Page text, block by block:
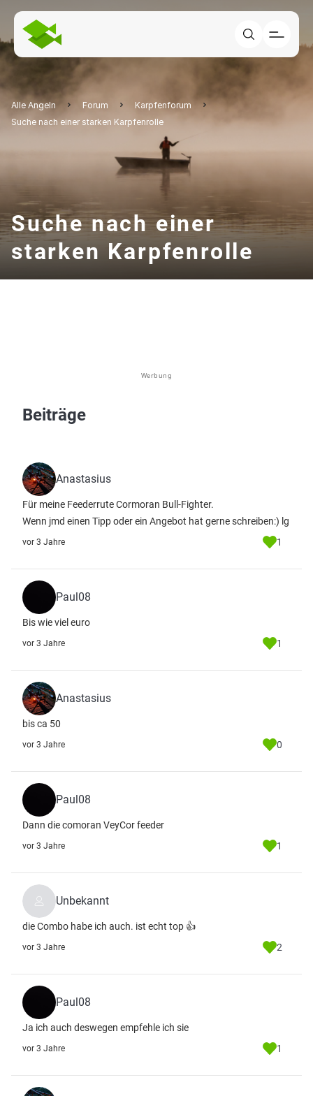
Alle Angeln Forum
Karpfenforum
Suche nach einer starken Karpfenrolle
Suche nach einer
starken Karpfenrolle
Werbung
Beiträge
Anastasius
Für meine Feederrute Cormoran Bull-Fighter.
Wenn jmd einen Tipp oder ein Angebot hat gerne schreiben:) lg
vor 3 Jahre 1
Paul08
Bis wie viel euro
vor 3 Jahre 1
Anastasius
bis ca 50
vor 3 Jahre 0
Paul08
Dann die comoran VeyCor feeder
vor 3 Jahre 1
Unbekannt
die Combo habe ich auch. ist echt top 👍
vor 3 Jahre 2
Paul08
Ja ich auch deswegen empfehle ich sie
vor 3 Jahre 1